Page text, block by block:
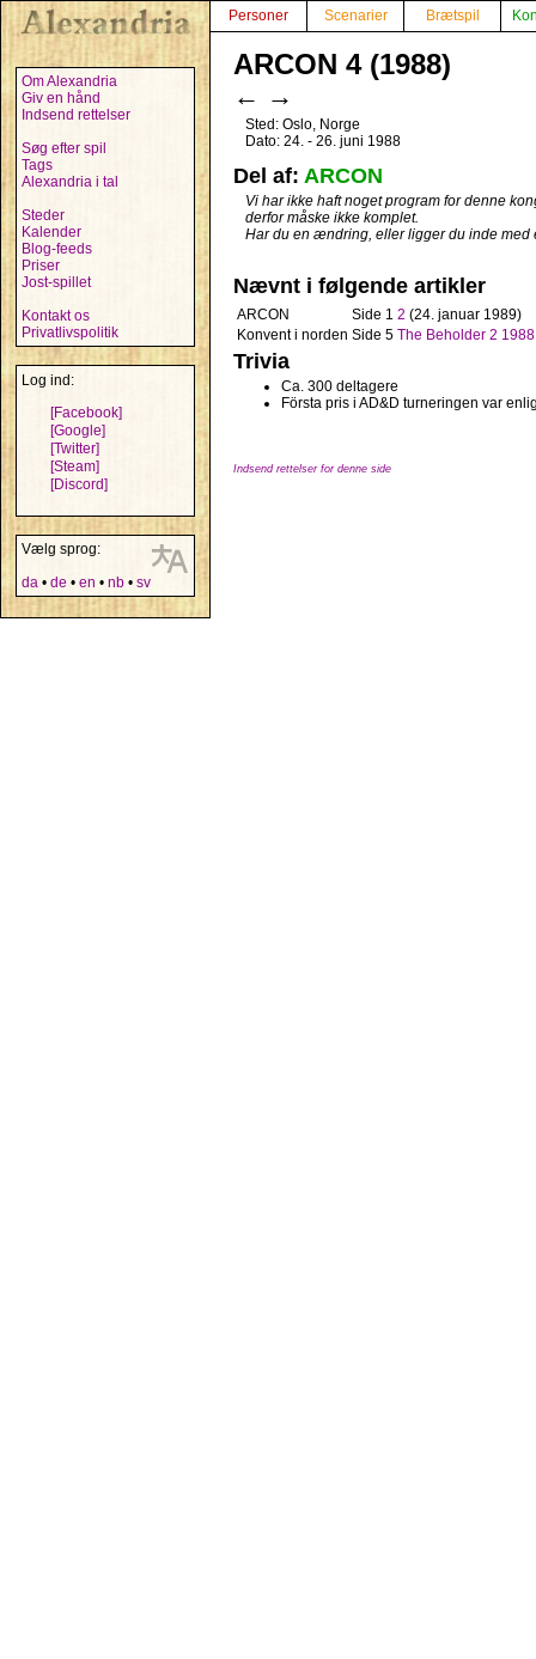
Om Alexandria
Giv en hånd
Indsend rettelser
Søg efter spil
Tags
Alexandria i tal
Steder
Kalender
Blog-feeds
Priser
Jost-spillet
Kontakt os
Privatlivspolitik
Log ind:
[Facebook]
[Google]
[Twitter]
[Steam]
[Discord]
Vælg sprog:
da • de • en • nb • sv
Personer Scenarier Brætspil
ARCON 4 (1988)
← →
Sted: Oslo, Norge
Dato: 24. - 26. juni 1988
Del af: ARCON
Vi har ikke haft noget program for denne
derfor måske ikke komplet.
Har du en ændring, eller ligger du inde med
Nævnt i følgende artikler
ARCON Side 1 2 (24. januar 1989)
Konvent i norden Side 5 The Beholder 2 1988
Trivia
Ca. 300 deltagere
Första pris i AD&D turneringen var
Indsend rettelser for denne side